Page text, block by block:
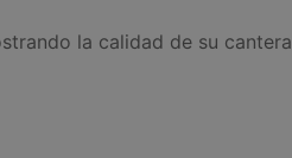
la calidad de su cantera